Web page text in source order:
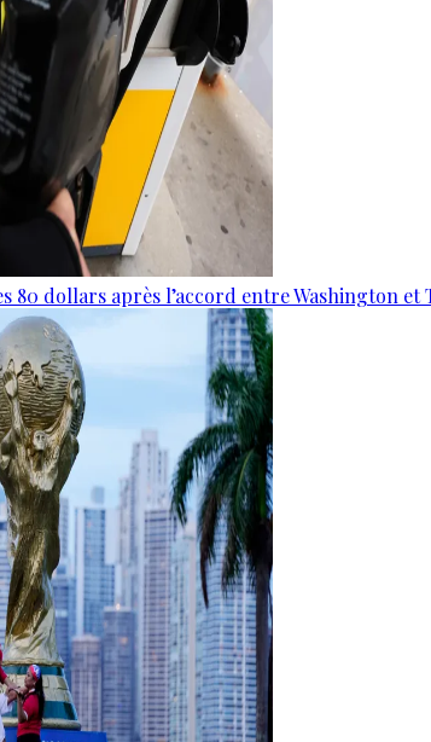
80 dollars après l’accord entre Washington et